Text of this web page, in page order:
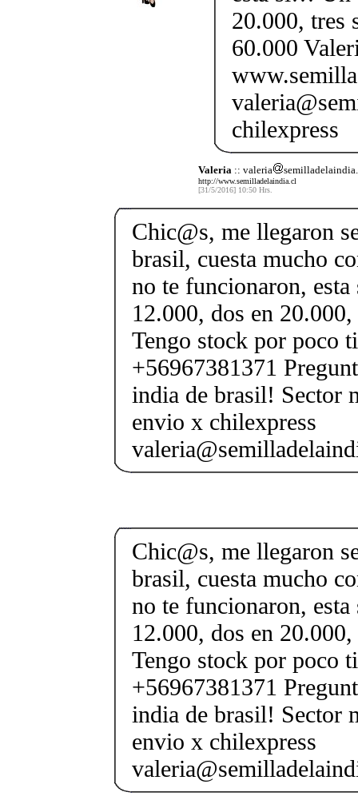
20.000, tres
60.000
chilexpress
Valeria :: valeria
http://www.semilladelaindia.cl
[31/5/2016] 10:50 Hrs.
Chic@s, me llegaron
brasil, cuesta mucho
no te funcionaron,
12.000, dos en
Tengo stock por poco
+56967381371
india de brasil! Sector
envio x chilexpress
Chic@s, me llegaron
brasil, cuesta mucho
no te funcionaron,
12.000, dos en
Tengo stock por poco
+56967381371
india de brasil! Sector
envio x chilexpress